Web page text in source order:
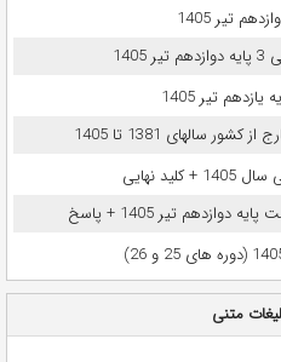
تیر 1405
سالهای 1381 تا 1405
نهایی
تیر 1405 + پاسخ
متنی